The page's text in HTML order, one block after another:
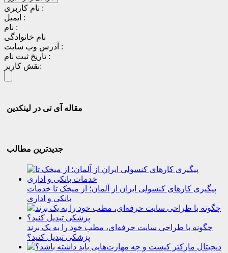
نام کاربری :
ایمیل :
نام :
نام خانوادگی
آدرس وب سایت :
تاریخ ثبت نام :
نقش کاربر:
مقاله آی تی در لینکدین
جدیدترین مطالب
پیگیری کارهای کنسولی ایران از آلمان؛ از میخک تا خدمات
بانکی و اداری
چگونه با طراحی سایت حرفه‌ای، مطب خود را به یک برند
پزشکی تبدیل کنید؟